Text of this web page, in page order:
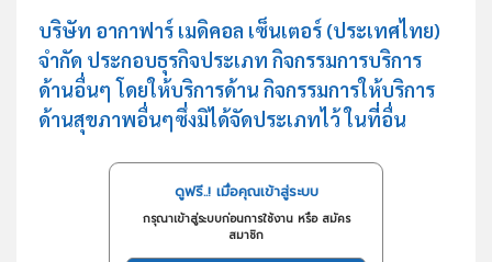
บริษัท อากาฟาร์ เมดิคอล เซ็นเตอร์ (ประเทศไทย)
จำกัด ประกอบธุรกิจประเภท กิจกรรมการบริการ
ด้านอื่นๆ โดยให้บริการด้าน กิจกรรมการให้บริการ
ด้านสุขภาพอื่นๆซึ่งมิได้จัดประเภทไว้ ในที่อื่น
ดูฟรี..! เมื่อคุณเข้าสู่ระบบ
กรุณาเข้าสู่ระบบก่อนการใช้งาน หรือ สมัคร
สมาชิก